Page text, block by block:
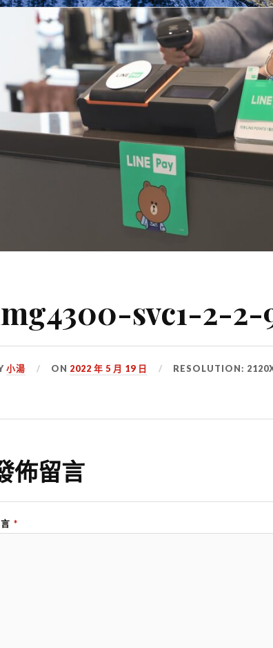
svc1-2-
小湯 ON 2022 年 5 月 19 日 RESOLUTION:
佈留言
*